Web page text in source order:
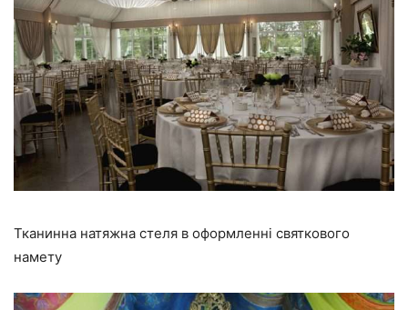
Тканинна натяжна стеля в оформленні святкового
намету